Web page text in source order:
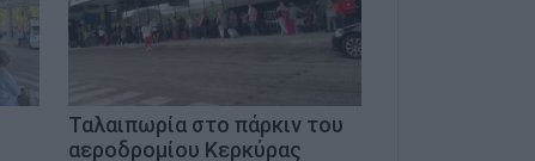
Ταλαιπωρία στο πάρκιν του
αεροδρομίου Κερκύρας